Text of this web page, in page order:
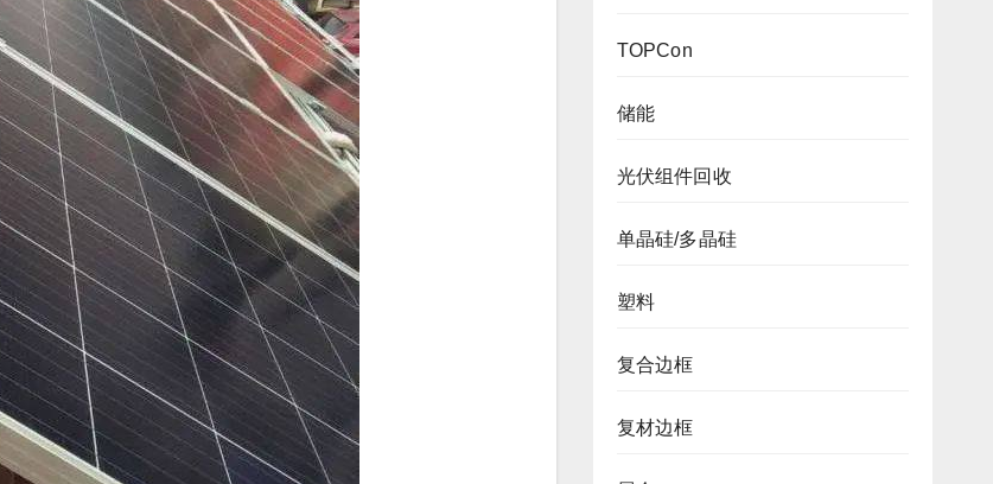
TOPCon
储能
光伏组件回收
单晶硅/多晶硅
塑料
复合边框
复材边框